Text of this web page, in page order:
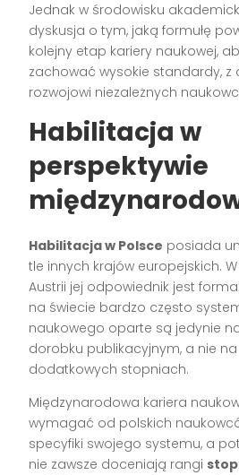
Jednak w środowisku
dyskusja o tym, jaką formułę
kolejny etap kariery naukowej,
zachować wysokie standardy, z
rozwojowi niezależnych
Habilitacja w
perspektywie
Habilitacja w Polsce posiada
tle innych krajów europejskich.
Austrii jej odpowiednik jest
na świecie bardzo często
naukowego oparte są jedynie
dorobku publikacyjnym, a nie
dodatkowych stopniach.
Międzynarodowa kariera
wymagać od polskich
specyfiki swojego systemu, a
nie zawsze doceniają rangi